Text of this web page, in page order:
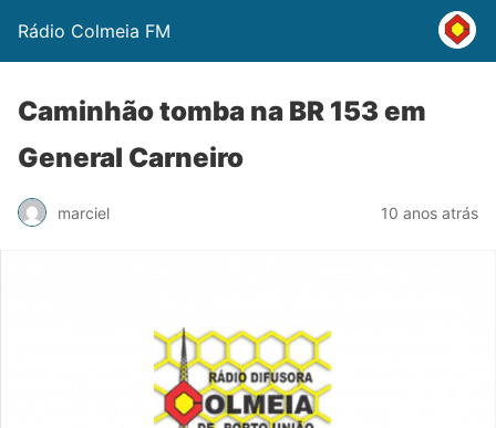
Rádio Colmeia FM
Caminhão tomba na BR 153 em
General Carneiro
marciel 10 anos atrás